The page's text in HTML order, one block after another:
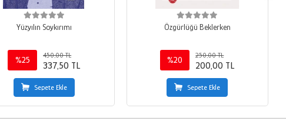
Yüzyılın Soykırımı
%25
450,00 TL
337,50 TL
Sepete Ekle
Özgürlüğü Beklerken
%20
250,00 TL
200,00 TL
Sepete Ekle